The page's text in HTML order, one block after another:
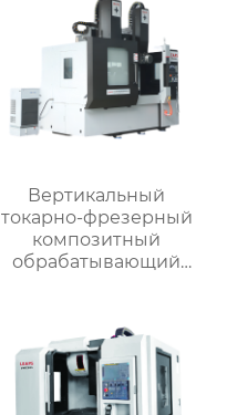
Вертикальный
токарно-фрезерный
композитный
обрабатывающий